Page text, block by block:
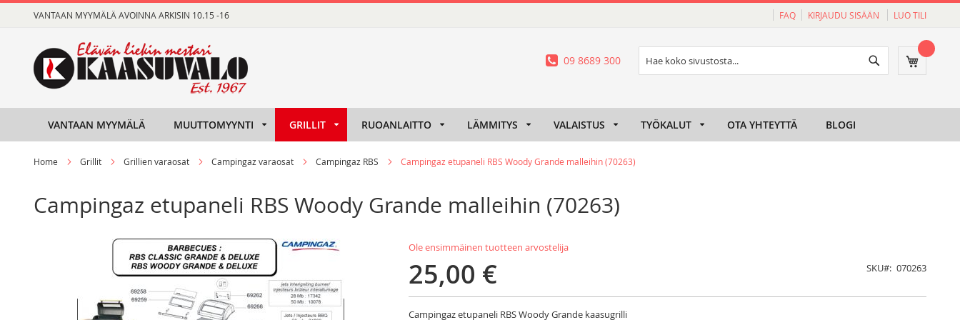
to
VANTAAN MYYMÄLÄ AVOINNA ARKISIN 10.15 -16 FAQ KIRJAUDU SISÄÄN LUO TILI
Ostoskori
Haku
09 8689 300
VANTAAN MYYMÄLÄ MUUTTOMYYNTI GRILLIT RUOANLAITTO LÄMMITYS VALAISTUS TYÖKALUT OTA YHTEYTTÄ BLOGI
Home Grillit Grillien varaosat Campingaz varaosat Campingaz RBS Campingaz etupaneli RBS Woody Grande malleihin (70263)
Campingaz etupaneli RBS Woody Grande malleihin (70263)
Ole ensimmäinen tuotteen arvostelija
25,00 € SKU 070263
Campingaz etupaneli RBS Woody Grande kaasugrilli